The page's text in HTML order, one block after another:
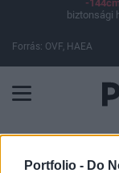
Portfolio - Do
-
biztonsági
Forrás: OVF, HAEA